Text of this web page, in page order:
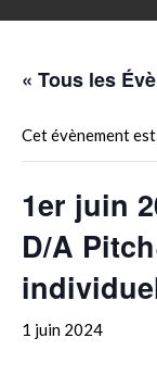
« Tous les
Cet évènement
1er juin
D/A
1 juin 2024